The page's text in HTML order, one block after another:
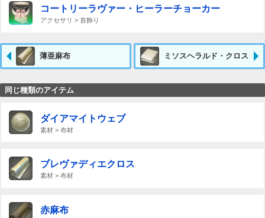
コートリーラヴァー・ヒーラーチョーカー
アクセサリ > 首飾り
薄亜麻布 ミソスヘラルド・クロス
同じ種類のアイテム
ダイアマイトウェブ
素材 > 布材
ブレヴァディエクロス
素材 > 布材
赤麻布